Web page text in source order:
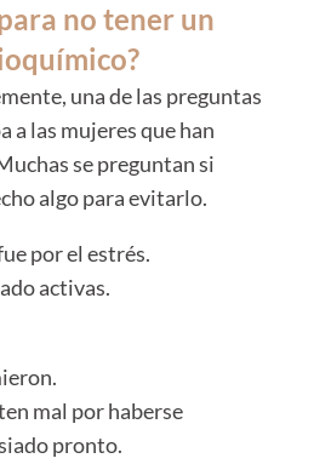
no tener un
una de las preguntas
a las mujeres que han
se preguntan si
algo para evitarlo.
por el estrés.
activas.
mal por haberse
pronto.